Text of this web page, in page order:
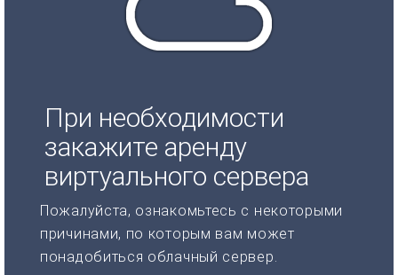
При необходимости
закажите аренду
виртуального сервера
Пожалуйста, ознакомьтесь с некоторыми
причинами, по которым вам может
понадобиться облачный сервер.